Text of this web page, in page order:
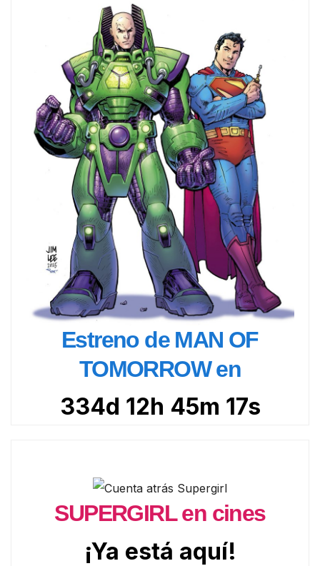
Estreno de MAN OF
TOMORROW en
334d 12h 45m 15s
SUPERGIRL en cines
¡Ya está aquí!